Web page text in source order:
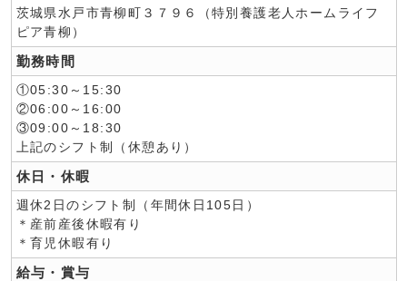
茨城県水戸市青柳町３７９６（特別養護老人ホームライフ
ピア青柳）
勤務時間
①05:30～15:30
②06:00～16:00
③09:00～18:30
上記のシフト制（休憩あり）
休日・休暇
週休2日のシフト制（年間休日105日）
＊産前産後休暇有り
＊育児休暇有り
給与・賞与